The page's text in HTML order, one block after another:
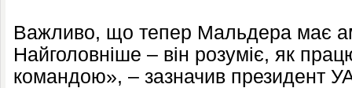
Важливо, що тепер Мальдера має
Найголовніше – він розуміє, як
командою», – зазначив президент